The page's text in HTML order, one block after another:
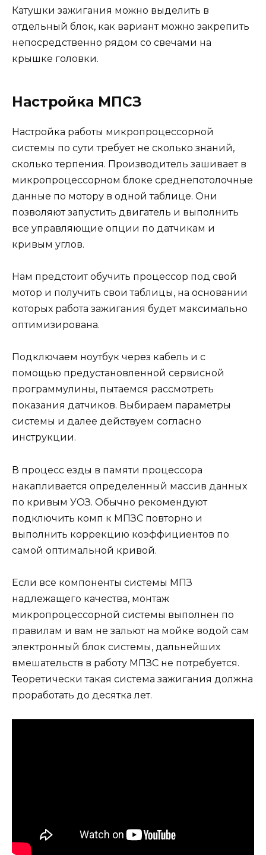
Катушки зажигания можно выделить в
отдельный блок, как вариант можно закрепить
непосредственно рядом со свечами на
крышке головки.
Настройка МПСЗ
Настройка работы микропроцессорной
системы по сути требует не сколько знаний,
сколько терпения. Производитель зашивает в
микропроцессорном блоке среднепотолочные
данные по мотору в одной таблице. Они
позволяют запустить двигатель и выполнить
все управляющие опции по датчикам и
кривым углов.
Нам предстоит обучить процессор под свой
мотор и получить свои таблицы, на основании
которых работа зажигания будет максимально
оптимизирована.
Подключаем ноутбук через кабель и с
помощью предустановленной сервисной
программулины, пытаемся рассмотреть
показания датчиков. Выбираем параметры
системы и далее действуем согласно
инструкции.
В процесс езды в памяти процессора
накапливается определенный массив данных
по кривым УОЗ. Обычно рекомендуют
подключить комп к МПЗС повторно и
выполнить коррекцию коэффициентов по
самой оптимальной кривой.
Если все компоненты системы МПЗ
надлежащего качества, монтаж
микропроцессорной системы выполнен по
правилам и вам не зальют на мойке водой сам
электронный блок системы, дальнейших
вмешательств в работу МПЗС не потребуется.
Теоретически такая система зажигания должна
проработать до десятка лет.